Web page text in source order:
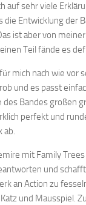
auf sehr viele
die Entwicklung der
ist aber von
Teil fände es
mich nach wie vor
und es passt
Bandes großen
perfekt und
ab.
mit Family
und
an Action zu
und Mausspiel.